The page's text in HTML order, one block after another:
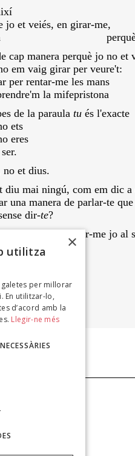
jo et veiés, en girar-me,
perquè algú va
cap manera perquè jo no et
em vaig girar per veure't:
per rentar-me les mans
prendre'm la
de la paraula tu és l'exacte
ets
eres
et dius.
diu mai ningú, com em dic
una manera de parlar-te
dir-te?
tot, no rendir-me jo al
×
utilitza
per millorar
En utilitzar-lo,
d’acord amb la
Llegir-ne més